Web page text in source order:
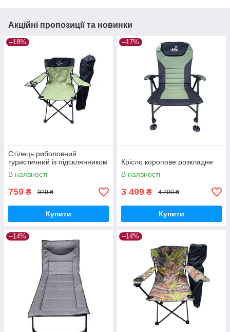
Акційні пропозиції та новинки
–18%
Стілець риболовний
туристичний із підсклянником
В наявності
759 ₴ 920 ₴
Купити
–17%
Крісло коропове розкладне
В наявності
3 499 ₴ 4 200 ₴
Купити
–14% –14%